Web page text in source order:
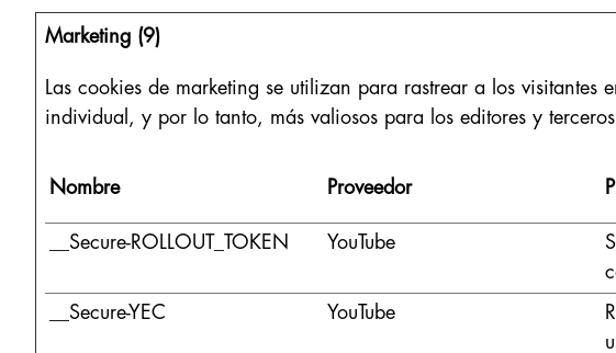
Marketing (9)
Las cookies de marketing se utilizan para rastrear a los
individual, y por lo tanto, más valiosos para los editores y
Nombre Proveedor
__Secure-ROLLOUT_TOKEN YouTube
__Secure-YEC YouTube